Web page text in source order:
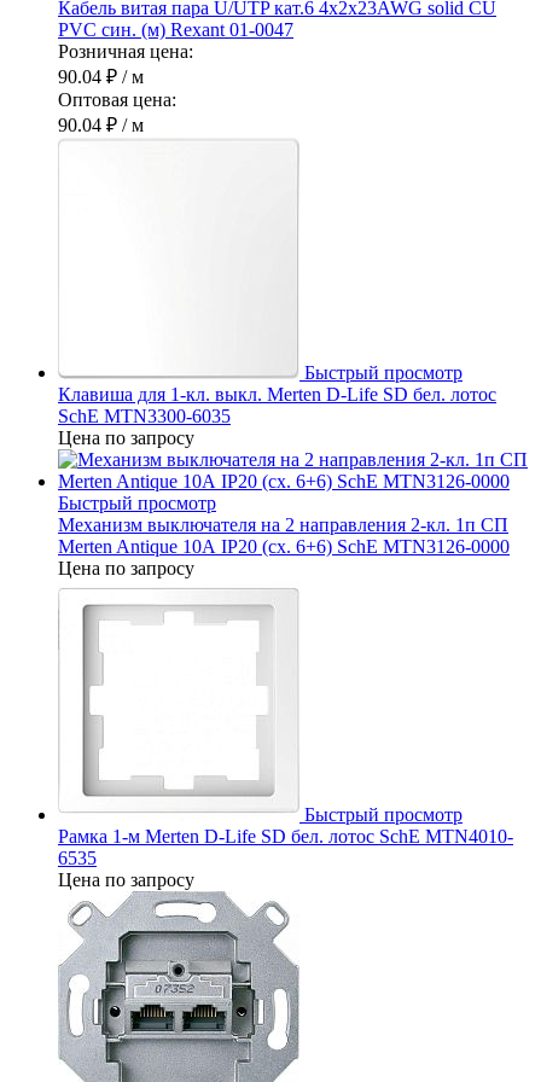
Кабель витая пара U/UTP кат.6 4х2х23AWG solid CU
PVC син. (м) Rexant 01-0047
Розничная цена:
90.04 ₽ / м
Оптовая цена:
90.04 ₽ / м
Быстрый просмотр
Клавиша для 1-кл. выкл. Merten D-Life SD бел. лотос
SchE MTN3300-6035
Цена по запросу
Быстрый просмотр
Механизм выключателя на 2 направления 2-кл. 1п СП
Merten Antique 10А IP20 (сх. 6+6) SchE MTN3126-0000
Цена по запросу
Быстрый просмотр
Рамка 1-м Merten D-Life SD бел. лотос SchE MTN4010-
6535
Цена по запросу